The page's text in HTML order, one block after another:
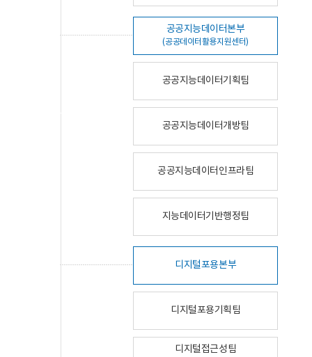
공공지능데이터본부
(공공데이터활용지원센터)
공공지능데이터기획팀
공공지능데이터개방팀
공공지능데이터인프라팀
지능데이터기반행정팀
디지털포용본부
디지털포용기획팀
디지털접근성팀